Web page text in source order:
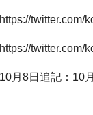
https://twitter.com/
https://twitter.com/
10月8日追記：10